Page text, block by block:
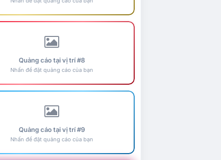
Quảng cáo tại vị trí #8
Nhấn để đặt quảng cáo của bạn
Quảng cáo tại vị trí #9
Nhấn để đặt quảng cáo của bạn